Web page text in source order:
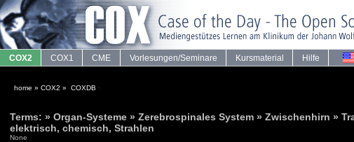
COX2 COX1 CME Vorlesungen/Seminare Kursmaterial Hilfe
home » COX2 » COXDB ·
Terms: » Organ-Systeme » Zerebrospinales System » Zwischenhirn »
elektrisch, chemisch, Strahlen
None